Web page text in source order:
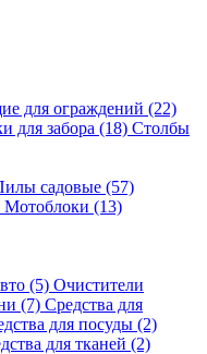
для ограждений (22)
для забора (18) Столбы
садовые (57)
Мотоблоки (13)
(5) Очистители
(7) Средства для
для посуды (2)
для тканей (2)